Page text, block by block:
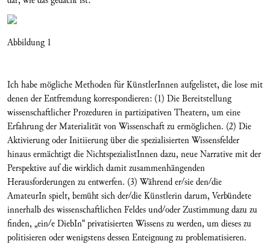
Abbildung 1
Ich habe mögliche Methoden für KünstlerInnen aufgelistet, die lose mit
denen der Entfremdung korrespondieren: (1) Die Bereitstellung
wissenschaftlicher Prozeduren in partizipativen Theatern, um eine
Erfahrung der Materialität von Wissenschaft zu ermöglichen. (2) Die
Aktivierung oder Initiierung über die spezialisierten Wissensfelder
hinaus ermächtigt die NichtspezialistInnen dazu, neue Narrative mit der
Perspektive auf die wirklich damit zusammenhängenden
Herausforderungen zu entwerfen. (3) Während er/sie den/die
AmateurIn spielt, bemüht sich der/die Künstlerin darum, Verbündete
innerhalb des wissenschaftlichen Feldes und/oder Zustimmung dazu zu
finden, „ein/e DiebIn“ privatisierten Wissens zu werden, um dieses zu
politisieren oder wenigstens dessen Enteignung zu problematisieren.